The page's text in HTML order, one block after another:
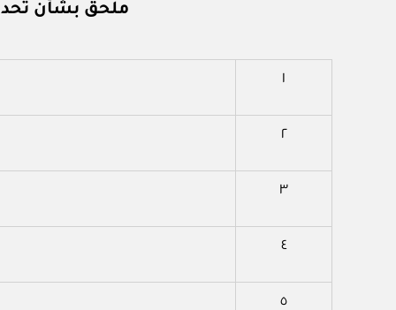
ملحق بشأن
١
٢
٣
٤
٥